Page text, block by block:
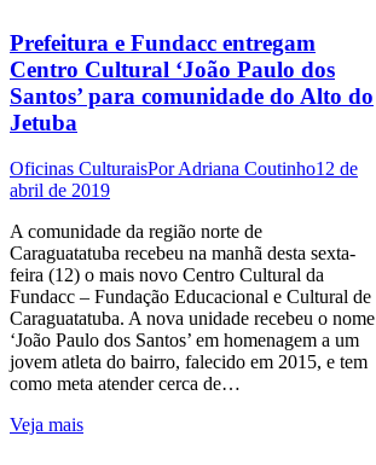
Prefeitura e Fundacc entregam
Centro Cultural ‘João Paulo dos
Santos’ para comunidade do Alto do
Jetuba
Oficinas CulturaisPorAdriana Coutinho12 de
abril de 2019
A comunidade da região norte de
Caraguatatuba recebeu na manhã desta sexta-
feira (12) o mais novo Centro Cultural da
Fundacc – Fundação Educacional e Cultural de
Caraguatatuba. A nova unidade recebeu o nome
‘João Paulo dos Santos’ em homenagem a um
jovem atleta do bairro, falecido em 2015, e tem
como meta atender cerca de…
Veja mais